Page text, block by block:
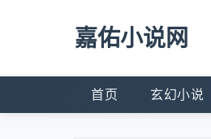
嘉佑小说网
首页 玄幻小说